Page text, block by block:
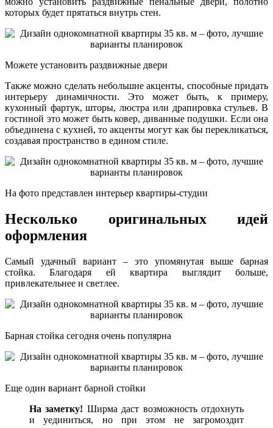
которых будет прятаться внутрь стен.
Можете установить раздвижные двери
Также можно сделать небольшие акценты, способные придать
интерьеру динамичности. Это может быть, к примеру,
кухонный фартук, шторы, люстра или драпировка стульев. В
гостиной это может быть ковер, диванные подушки. Если она
объединена с кухней, то акценты могут как бы перекликаться,
создавая пространство в едином стиле.
На фото представлен интерьер квартиры-студии
Несколько оригинальных идей
оформления
Самый удачный вариант – это упомянутая выше барная
стойка. Благодаря ей квартира выглядит больше,
привлекательнее и светлее.
Барная стойка сегодня очень популярна
Еще один вариант барной стойки
На заметку! Ширма даст возможность отдохнуть
и уединиться, но при этом не загромоздит